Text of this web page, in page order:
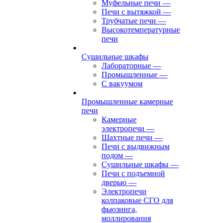
Муфельные печи —
Печи с вытяжкой —
Трубчатые печи —
Высокотемпературные
печи
Сушильные шкафы
Лабораторные —
Промышленные —
С вакуумом
Промышленные камерные
печи
Камерные
электропечи —
Шахтные печи —
Печи с выдвижным
подом —
Сушильные шкафы —
Печи с подъемной
дверью —
Электропечи
колпаковые СГО для
фьюзинга,
моллирования